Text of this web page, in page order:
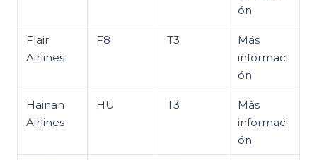
ón
Flair
Airlines
F8 T3
Más
informaci
ón
Hainan
Airlines
HU T3
Más
informaci
ón